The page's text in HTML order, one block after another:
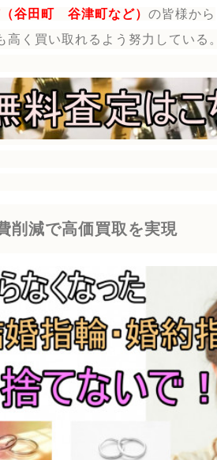
谷田町 谷津町など） の皆様から
高く買い取れるよう努力している。
削減で高価買取を実現